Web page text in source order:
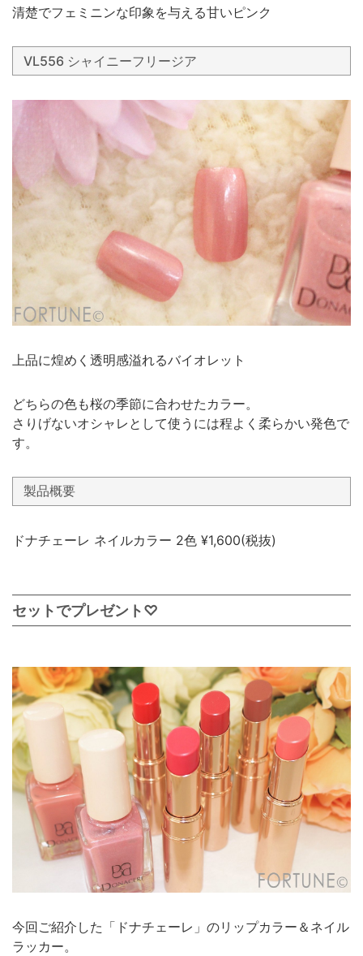
清楚でフェミニンな印象を与える甘いピンク
VL556 シャイニーフリージア
上品に煌めく透明感溢れるバイオレット
どちらの色も桜の季節に合わせたカラー。
さりげないオシャレとして使うには程よく柔らかい発色で
す。
製品概要
ドナチェーレ ネイルカラー 2色 ¥1,600(税抜)
セットでプレゼント♡
今回ご紹介した「ドナチェーレ」のリップカラー＆ネイル
ラッカー。